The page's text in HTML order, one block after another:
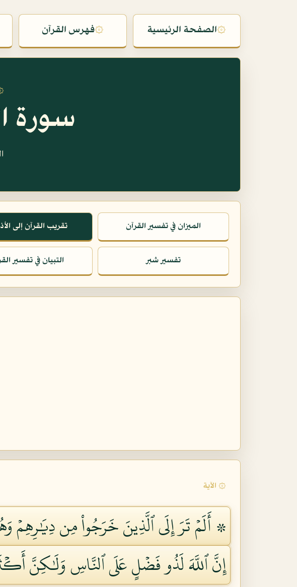
۞الصفحة الرئيسية ۞فهرس القرآن
سورة
الميزان في تفسير القرآن تقريب القرآن إلى
تفسير شبر التبيان في تفسير
۞ الآية
۞ أَلَمۡ تَرَ إِلَى ٱلَّذِينَ خَرَجُواْ مِن دِيَٰرِهِمۡ
إِنَّ ٱللَّهَ لَذُو فَضۡلٍ عَلَى ٱلنَّاسِ وَلَٰكِنَّ